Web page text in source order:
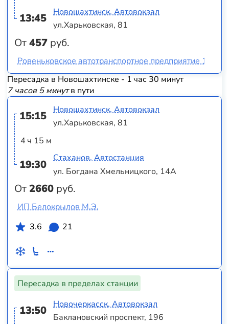
13:45
От457 руб.
Новошахтинск, Автовокзал
ул.Харьковская, 81
Ровеньковское автотранспортное предприятие 10956
Пересадка в Новошахтинске - 1 час 30 минут
7 часов 5 минутв пути
15:15
4 ч 15 м
19:30
От2660 руб.
Новошахтинск, Автовокзал
ул.Харьковская, 81
Стаханов, Автостанция
ул. Богдана Хмельницкого, 14А
ИП Белокрылов М.Э.
3.6
21
Пересадка в пределах станции
13:50
Новочеркасск, Автовокзал
Баклановский проспект, 196